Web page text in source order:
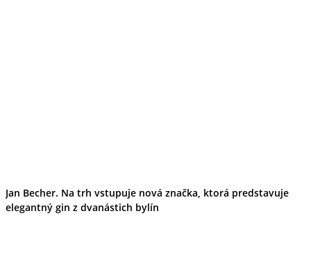
Jan Becher. Na trh vstupuje nová značka, ktorá predstavuje
elegantný gin z dvanástich bylín